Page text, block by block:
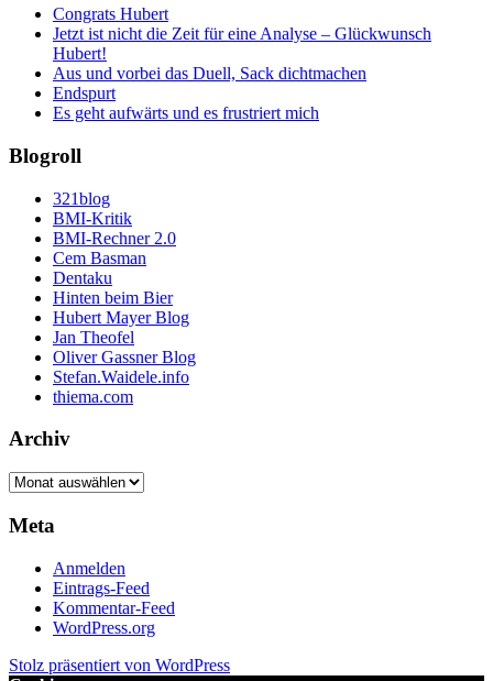
Congrats Hubert
Jetzt ist nicht die Zeit für eine Analyse – Glückwunsch
Hubert!
Aus und vorbei das Duell, Sack dichtmachen
Endspurt
Es geht aufwärts und es frustriert mich
Blogroll
321blog
BMI-Kritik
BMI-Rechner 2.0
Cem Basman
Dentaku
Hinten beim Bier
Hubert Mayer Blog
Jan Theofel
Oliver Gassner Blog
Stefan.Waidele.info
thiema.com
Archiv
Archiv
Meta
Anmelden
Eintrags-Feed
Kommentar-Feed
WordPress.org
Stolz präsentiert von WordPress